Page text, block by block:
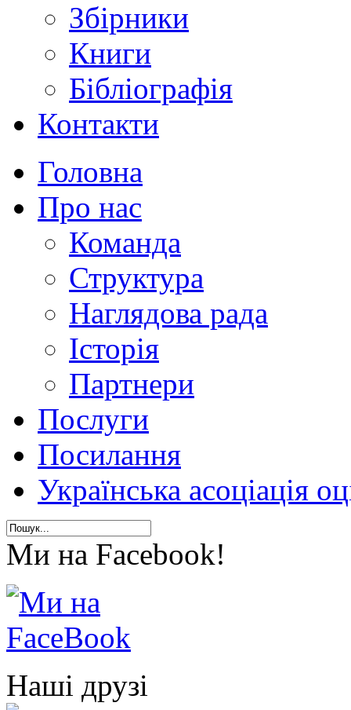
Збірники
Книги
Бібліографія
Контакти
Головна
Про нас
Команда
Структура
Наглядова рада
Історія
Партнери
Послуги
Посилання
Українська асоціація
Ми на Facebook!
Наші друзі